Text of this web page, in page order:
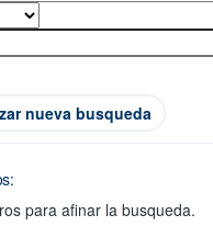
nueva busqueda
para afinar la busqueda.